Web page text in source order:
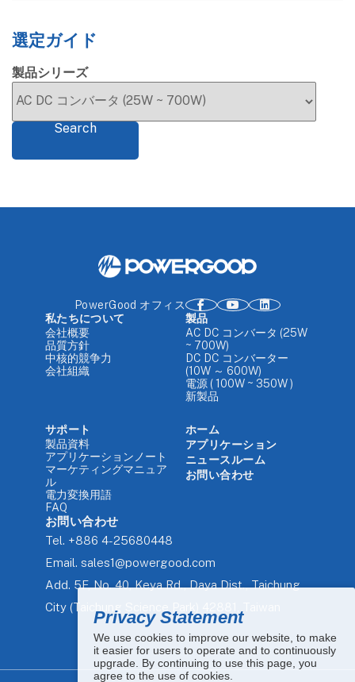
選定ガイド
製品シリーズ
Search
Privacy Statement
We use cookies to improve our website, to make
it easier for users to operate and to continuously
upgrade. By continuing to use this page, you
agree to the use of cookies.
PowerGood オフィス
私たちについて
会社概要
品質方針
中核的競争力
会社組織
製品
AC DC コンバータ (25W
~ 700W)
DC DC コンバーター
(10W ～ 600W)
電源 ( 100W ~ 350W )
新製品
サポート
製品資料
アプリケーションノート
マーケティングマニュア
ル
電力変換用語
FAQ
ホーム
アプリケーション
ニュースルーム
お問い合わせ
お問い合わせ
Tel. +886 4-25680448
Email. sales1@powergood.com
Add. 5F, No. 40, Keya Rd., Daya Dist., Taichung
City (Taichung Science Park) 42881, Taiwan